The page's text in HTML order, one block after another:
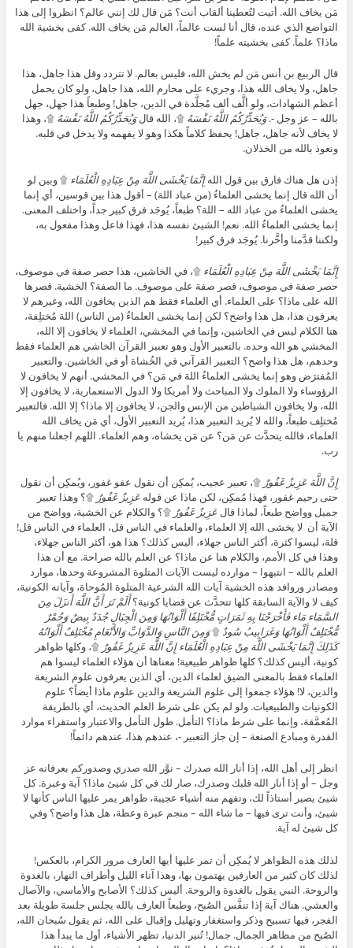
مَن يخاف الله. أتيت لتُعطينا ألقاب أنت؟ مَن قال لك إنني عالم؟ انظروا إلى هذا
التواضع الذي عنده، قال أنا لست عالماً، العالم مَن يخاف الله. كفى بخشية الله
ماذا؟ علماً. كفى بخشيته علماً!
قال الربيع بن أنس مَن لم يخش الله، فليس بعالم. لا تتردد وقل هذا جاهل، هذا
جاهل، ولا يخاف الله هذا، وجريء على محارم الله، هذا جاهل، ولو كان يحمل
أعظم الشهادات، ولو ألَّف ألف مُجلَّدة في الدين، جاهل! وطبعاً هذا جهل، جهل
بالله – عز وجل -.وَيُحَذِّرُكُمُ اللَّهُ نَفْسَهُ ۩، الله قالوَيُحَذِّرُكُمُ اللَّهُ نَفْسَهُ ۩، وهذا
لا يخاف لأنه جاهل، جاهل! يحفظ كلاماً هكذا وهو لا يفهمه ولا يدخل في قلبه.
ونعوذ بالله من الخذلان.
إذن هل هناك فارق بين قول اللهإِنَّمَا يَخْشَى اللَّهَ مِنْ عِبَادِهِ الْعُلَمَاء ۩ وبين لو
أن الله قال إنما يخشى العلماءُ (من عباد اللهَ) – أقول هذا بين قوسين، أي إنما
يخشى العلماءُ من عباد الله – اللهَ؟ طبعاً، يُوجَد فرق كبير جداً، واختلف المعنى.
إنما يخشى العلماءُ الله. نعم! الشيئ نفسه هذا، فهذا فاعل وهذا مفعول به،
ولكننا قدَّمنا وأخَّرنا. يُوجَد فرق كبير!
إِنَّمَا يَخْشَى اللَّهَ مِنْ عِبَادِهِ الْعُلَمَاء ۩، في الخاشين، هذا حصر صفة في موصوف،
حصر صفة في موصوف، قصر صفة على موصوف. ما الصفة؟ الخشية. قصرها
الله على ماذا؟ على العلماء. أي العلماء فقط هم الذين يخافون الله، وغيرهم لا
يعرفون هذا، هل هذا واضح؟ لكن إنما يخشى العلماءُ (من الناس) اللهَ مُختلِفة،
هنا الكلام ليس في الخاشين، وإنما في المخشي، العلماء لا يخافون إلا الله،
المخشي هو الله وحده. بالتعبير الأول وهو تعبير القرآن الخاشي هم العلماء فقط
وحدهم، هل هذا واضح؟ التعبير القرآني في الخُشاة أو في الخاشين. والتعبير
المُفترَض وهو إنما يخشى العلماءُ اللهَ في مَن؟ في المخشي. أنهم لا يخافون لا
الرؤوساء ولا الملوك ولا المباحث ولا أمريكا ولا الدول الاستعمارية، لا يخافون إلا
الله، ولا يخافون الشياطين من الإنس والجن، لا يخافون إلا ماذا؟ إلا الله. فالتعبير
مُختلِف طبعاً، والله لا يُريد التعبير هذا، يُريد التعبير الأول، أي مَن يخاف الله
العلماء، فالله يتحدَّث عن مَن؟ عن مَن يخشاه، وهم العلماء. اللهم اجعلنا منهم يا
رب.
إِنَّ اللَّهَ عَزِيزٌ غَفُورٌ ۩، تعبير عجيب، يُمكِن أن نقول عفو غفور، ويُمكِن أن نقول
حتى رحيم غفور، فهذا مُمكِن، لكن ماذا عن قوله عَزِيزٌ غَفُورٌ ۩؟ وهذا تعبير
جميل وواضح طبعاً، لماذا قال عَزِيزٌ غَفُورٌ ۩؟ والكلام عن الخشية، وواضح من
الآية أن لا يخشى الله إلا العلماء، والعلماء في الناس قل، العلماء في الناس قل!
قلة، ليسوا كثرة، أكثر الناس جهلاء، أليس كذلك؟ هذا هو، أكثر الناس جهلاء،
وهذا في كل الأمم، والكلام هنا عن ماذا؟ عن العلم بالله صراحة. مع أن هذا
العلم بالله – انتبهوا – موارده ليست الآيات المتلوة المشروعة وحدها، موارد
ومصادر وروافد هذه الخشية آيات الله الشرعية المتلوة المُوحاة، وآياته الكونية،
كيف لا والآية السابقة كلها تتحدَّث عن قضايا كونية؟أَلَمْ تَرَ أَنَّ اللَّهَ أَنزَلَ مِنَ
السَّمَاء مَاء فَأَخْرَجْنَا بِهِ ثَمَرَاتٍ مُّخْتَلِفًا أَلْوَانُهَا وَمِنَ الْجِبَالِ جُدَدٌ بِيضٌ وَحُمْرٌ
مُّخْتَلِفٌ أَلْوَانُهَا وَغَرَابِيبُ سُودٌ ۩وَمِنَ النَّاسِ وَالدَّوَابِّ وَالأَنْعَامِ مُخْتَلِفٌ أَلْوَانُهُ
كَذَلِكَ إِنَّمَا يَخْشَى اللَّهَ مِنْ عِبَادِهِ الْعُلَمَاء إِنَّ اللَّهَ عَزِيزٌ غَفُورٌ ۩، وكلها ظواهر
كونية، أليس كذلك؟ كلها ظواهر طبيعية! معناها أن هؤلاء العلماء ليسوا هم
العلماء فقط بالمعنى الضيق لعلماء الدين، أي الذين يعرفون علوم الشريعة
والدين، لا! هؤلاء جمعوا إلى علوم الشريعة والدين علوم ماذا أيضاً؟ علوم
الكونيات والطبيعيات. ولو لم يكن على شرط العلم الحديث، أي بالطريقة
المُعمَّقة، وإنما على شرط ماذا؟ التأمل. طول التأمل والاعتبار واستقراء موارد
القدرة ومبادع الصنعة – إن جاز التعبير -، عندهم هذا، عندهم دائماً!
انظر إلى أهل الله، إذا أنار الله صدرك – نوَّر الله صدري وصدوركم بعرفانه عز
وجل – أو إذا أنار الله قلبك وصدرك، صار لك في كل شيئ ماذا؟ آية وعبرة. كل
شيئ يصير أستاذاً لك، وتفهم منه أشياء عجيبة، ظواهر يمر عليها الناس كأنها لا
شيئ، وأنت ترى فيها – ما شاء الله – منجم عبرة وعظة، هل هذا واضح؟ وفي
كل شيئ له آية.
لذلك هذه الظواهر لا يُمكِن أن تمر عليها أيها العارف مرور الكرام، بالعكس!
لذلك كان كثير من العارفين يهتمون بها، وهذا آناء الليل وأطراف النهار، بالغدوة
والروحة. النبي يقول بالغدوة والروحة. أليس كذلك؟ الأصابح والأماسي، والآصال
والعشي. هناك آية إذا تنفَّس الصُبح، وطبعاً العارف بالله يجلس جلسة طويلة بعد
الفجر، فيها تسبيح وذكر واستغفار وتهليل وإقبال على الله، ثم يقول سُبحان الله،
الصُبح من مظاهر الجمال. جمال! تُنير الدنيا، تظهر الأشياء، أول ما يبدأ هذا